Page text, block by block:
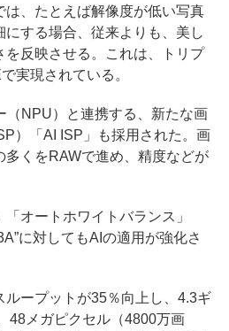
、たとえば解像度が低い写真
する場合、従来よりも、美し
を反映させる。これは、トリプ
実現されている。
NPU）と連携する、新たな画
）「AI ISP」も採用された。画
くをRAWで進め、精度などが
オートホワイトバランス」
に対してもAIの適用が強化さ
ープットが35％向上し、4.3ギ
48メガピクセル（4800万画